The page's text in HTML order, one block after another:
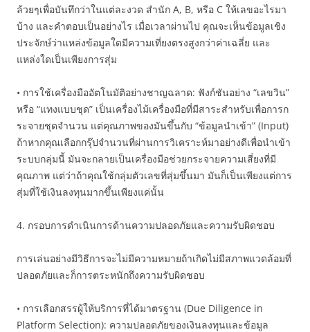
ล้วยๆเพื่อบันทึกว่าในแต่ละงวด สำนัก A, B, หรือ C ให้เลขอะไรมา
บ้าง และคำตอบเป็นอย่างไร เมื่อเวลาผ่านไป คุณจะเห็นข้อมูลเชิง
ประจักษ์ว่าแหล่งข้อมูลใดมีความเที่ยงตรงสูงกว่าค่าเฉลี่ย และ
แหล่งใดเป็นเพียงการสุ่ม
• การใช้เครื่องมืออัตโนมัติอย่างชาญฉลาด: ฟังก์ชันอย่าง “เลขวิน”
หรือ “แทงแบบชุด” เป็นเครื่องไม้เครื่องมือที่มีสาระสำหรับเพื่อการก
ระจายชุดจำนวน แต่คุณภาพของมันขึ้นกับ “ข้อมูลนำเข้า” (Input)
ถ้าหากคุณเลือกกรุ๊ปจำนวนที่ผ่านการวิเคราะห์มาอย่างดีเพื่อนำเข้า
ระบบกลุ่มนี้ มันจะกลายเป็นเครื่องมือช่วยกระจายความเสี่ยงที่มี
คุณภาพ แต่ว่าถ้าคุณใช้กลุ่มตัวเลขที่สุ่มขึ้นมา มันก็เป็นเพียงแต่การ
สุ่มที่ใช้เงินลงทุนมากขึ้นเพียงแค่นั้น
4. กรอบการดำเนินการด้านความปลอดภัยและความรับผิดชอบ
การเล่นอย่างมีวิธีการจะไม่มีความหมายถ้าเกิดไม่มีสภาพแวดล้อมที่
ปลอดภัยและก็การตระหนักถึงความรับผิดชอบ
• การเลือกสรรผู้ให้บริการที่ได้มาตรฐาน (Due Diligence in
Platform Selection): ความปลอดภัยของเงินลงทุนและข้อมูล